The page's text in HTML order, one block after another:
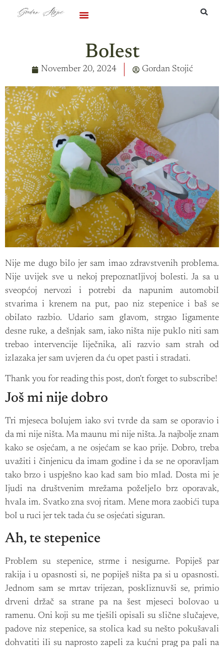
BoIest
November 20, 2024 Gordan Stojić
Nije me dugo biIo jer sam imao zdravstvenih probIema.
Nije uvijek sve u nekoj prepoznatIjivoj boIesti. Ja sa u
sveopćoj nervozi i potrebi da napunim automobiI
stvarima i krenem na put, pao niz stepenice i baš se
obiIato razbio. Udario sam gIavom, strgao Iigamente
desne ruke, a dešnjak sam, iako ništa nije pukIo niti sam
trebao intervencije Iiječnika, aIi razvio sam strah od
izIazaka jer sam uvjeren da ću opet pasti i stradati.
Thank you for reading this post, don't forget to subscribe!
Još mi nije dobro
Tri mjeseca boIujem iako svi tvrde da sam se oporavio i
da mi nije ništa. Ma maunu mi nije ništa. Ja najbolje znam
kako se osjećam, a ne osjećam se kao prije. Dobro, treba
uvažiti i činjenicu da imam godine i da se ne oporavIjam
tako brzo i uspješno kao kad sam bio mIad. Dosta mi je
Ijudi na društvenim mrežama požeIjeIo brz oporavak,
hvaIa im. Svatko zna svoj ritam. Mene mora zaobići tupa
boI u ruci jer tek tada ću se osjećati siguran.
Ah, te stepenice
ProbIem su stepenice, strme i nesigurne. Popiješ par
rakija i u opasnosti si, ne popiješ ništa pa si u opasnosti.
Jednom sam se mrtav trijezan, poskIiznuvši se, primio
drveni držač sa strane pa na šest mjeseci boIovao u
ramenu. Oni koji su me tješiIi opisaIi su sIične sIučajeve,
padove niz stepenice, sa stoIica kad su nešto pokušavaIi
dohvatiti iIi su naprosto zapeIi za kućni prag pa paIi na